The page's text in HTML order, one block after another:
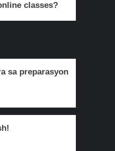
classes?
sa preparasyon